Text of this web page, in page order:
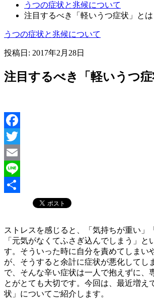
うつの症状と兆候について
注目するべき「軽いうつ症状」とは
うつの症状と兆候について
投稿日: 2017年2月28日
注目するべき「軽いうつ
Facebook
Twitter
Email
Line
ストレスを感じると、「気持ちが重い」
「元気がなくてふさぎ込んでしまう」と
す。そういった時に自分を責めてしまい
が、そうすると余計に症状が悪化してし
で、そんな辛い症状は一人で抱えずに、
とがとても大切です。今回は、最近増え
状」についてご紹介します。